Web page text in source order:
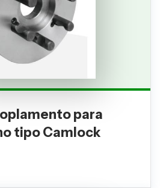
para
tipo Camlock